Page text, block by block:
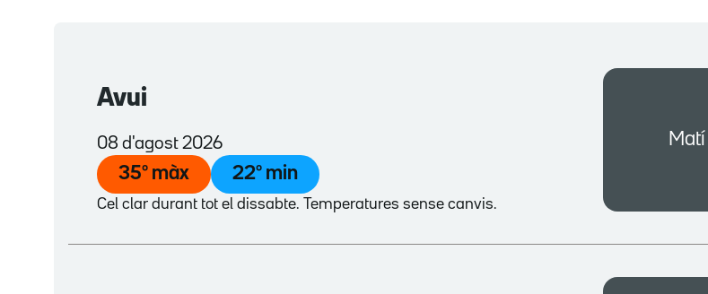
Avui
08 d'agost 2026
35º màx 22º min
Cel clar durant tot el dissabte. Temperatures sense canvis.
Matí